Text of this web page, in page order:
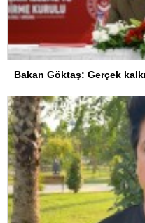
Bakan Göktaş: Gerçek